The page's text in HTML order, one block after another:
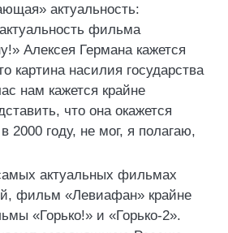
актуальность:
фильма
Алексея Германа кажется
картина насилия государства
нам кажется крайне
что она окажется
2000 году, не мог, я полагаю,
актуальных фильмах
фильм «Левиафан» крайне
«Горько!» и «Горько-2».